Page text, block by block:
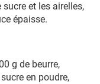
sucre et les airelles,
épaisse.
g de beurre,
en poudre,